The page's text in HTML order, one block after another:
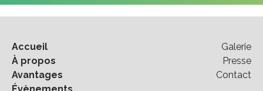
Accueil
À propos
Avantages
Galerie
Presse
Contact